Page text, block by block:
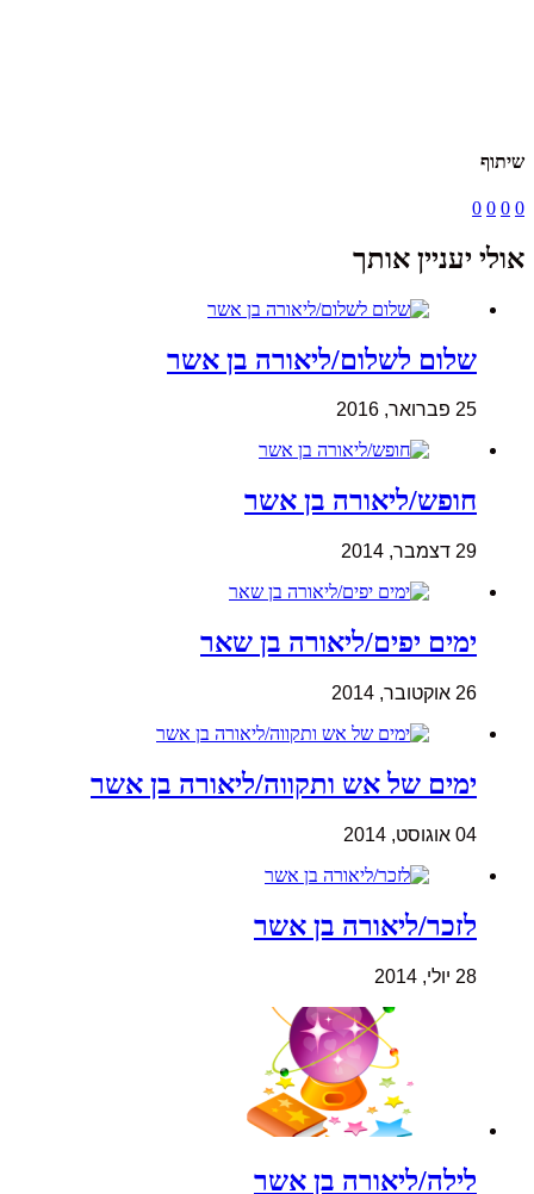
שיתוף
0
0
0
0
אולי יעניין אותך
שלום לשלום/ליאורה בן אשר
25 פברואר, 2016
חופש/ליאורה בן אשר
29 דצמבר, 2014
ימים יפים/ליאורה בן שאר
26 אוקטובר, 2014
ימים של אש ותקווה/ליאורה בן אשר
04 אוגוסט, 2014
לזכר/ליאורה בן אשר
28 יולי, 2014
לילה/ליאורה בן אשר